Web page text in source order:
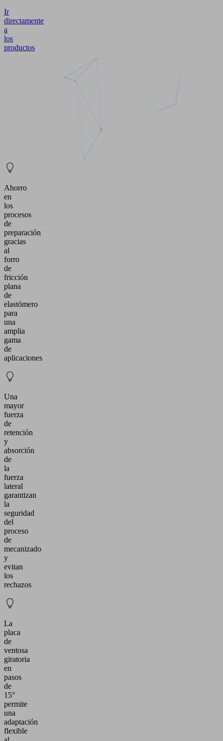
Ir
directamente
a
los
productos
Ahorro
en
los
procesos
de
preparación
gracias
al
forro
de
fricción
plana
de
elastómero
para
una
amplia
gama
de
aplicaciones
Una
mayor
fuerza
de
retención
y
absorción
de
la
fuerza
lateral
garantizan
la
seguridad
del
proceso
de
mecanizado
y
evitan
los
rechazos
La
placa
de
ventosa
giratoria
en
pasos
de
15°
permite
una
adaptación
flexible